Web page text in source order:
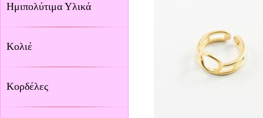
Ημιπολύτιμα Υλικά
Κολιέ
Κορδέλες